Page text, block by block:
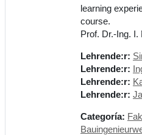
learning
course.
Prof. Dr.-Ing. I.
Lehrende:r:
Lehrende:r:
Lehrende:r:
Lehrende:r:
Categoría: